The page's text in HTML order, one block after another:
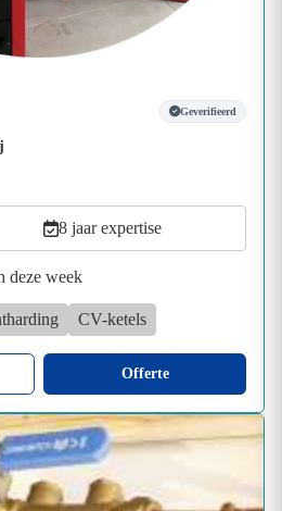
Geverifieerd
8 jaar expertise
deze week
CV-ketels
Offerte